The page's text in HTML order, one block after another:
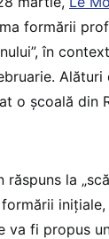
formării
în
Alături
o școală din
la
inițiale,
va fi propus